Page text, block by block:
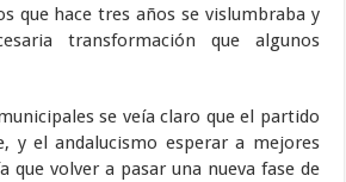
que hace tres años se vislumbraba y
transformación que algunos
se veía claro que el partido
y el andalucismo esperar a mejores
que volver a pasar una nueva fase de